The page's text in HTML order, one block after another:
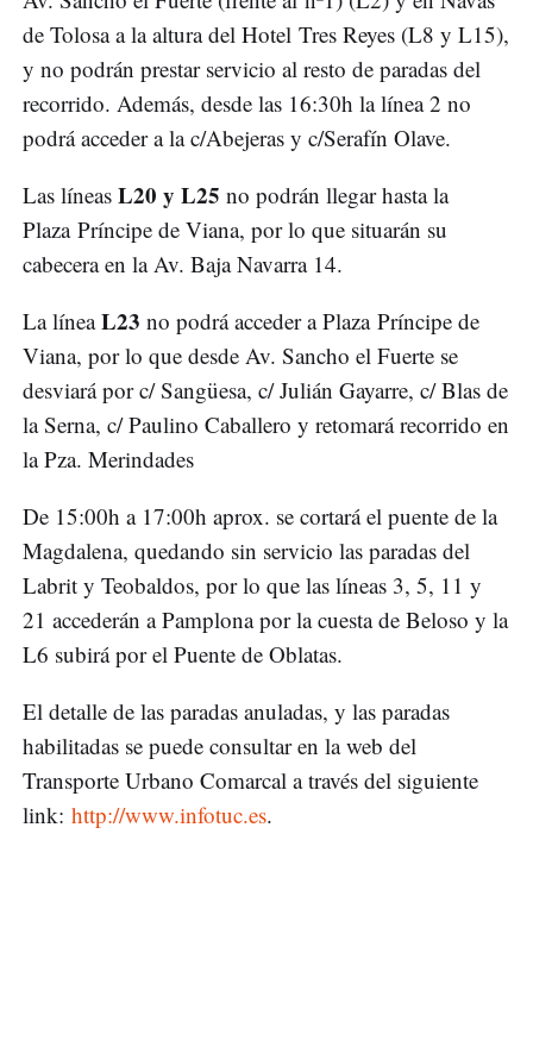
de Tolosa a la altura del Hotel Tres Reyes (L8 y L15),
y no podrán prestar servicio al resto de paradas del
recorrido. Además, desde las 16:30h la línea 2 no
podrá acceder a la c/Abejeras y c/Serafín Olave.
Las líneas L20 y L25 no podrán llegar hasta la
Plaza Príncipe de Viana, por lo que situarán su
cabecera en la Av. Baja Navarra 14.
La líneaL23 no podrá acceder a Plaza Príncipe de
Viana, por lo que desde Av. Sancho el Fuerte se
desviará por c/ Sangüesa, c/ Julián Gayarre, c/ Blas de
la Serna, c/ Paulino Caballero y retomará recorrido en
la Pza. Merindades
De 15:00h a 17:00h aprox. se cortará el puente de la
Magdalena, quedando sin servicio las paradas del
Labrit y Teobaldos, por lo que las líneas 3, 5, 11 y
21 accederán a Pamplona por la cuesta de Beloso y la
L6 subirá por el Puente de Oblatas.
El detalle de las paradas anuladas, y las paradas
habilitadas se puede consultar en la web del
Transporte Urbano Comarcal a través del siguiente
link: http://www.infotuc.es.